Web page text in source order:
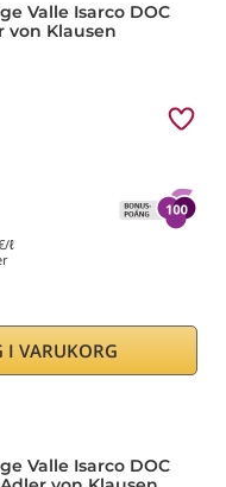
Valle Isarco DOC
von Klausen
ℓ
I VARUKORG
Valle Isarco DOC